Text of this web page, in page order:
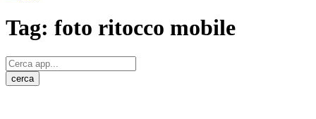
Tag: foto ritocco mobile